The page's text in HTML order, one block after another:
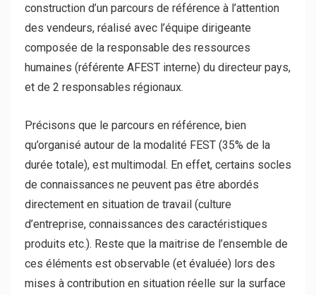
construction d’un parcours de référence à l’attention
des vendeurs, réalisé avec l’équipe dirigeante
composée de la responsable des ressources
humaines (référente AFEST interne) du directeur pays,
et de 2 responsables régionaux.
Précisons que le parcours en référence, bien
qu’organisé autour de la modalité FEST (35% de la
durée totale), est multimodal. En effet, certains socles
de connaissances ne peuvent pas être abordés
directement en situation de travail (culture
d’entreprise, connaissances des caractéristiques
produits etc.). Reste que la maitrise de l’ensemble de
ces éléments est observable (et évaluée) lors des
mises à contribution en situation réelle sur la surface